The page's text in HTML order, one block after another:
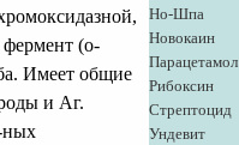
(о-
Имеет общие
и Аг.
ных
Но-Шпа
Новокаин
Парацетамол
Рибоксин
Стрептоцид
Ундевит